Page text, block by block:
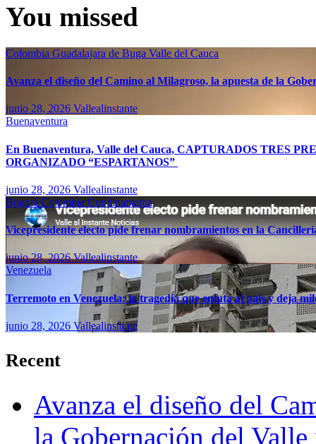
You missed
Colombia Guadalajara de Buga Valle del Cauca
Avanza el diseño del Camino al Milagroso, la apuesta de la
junio 28, 2026 Vallealinstante
Buenaventura
En Buenaventura, Valle del Cauca, CAPTURADOS TRES
ORGANIZADO “ESPARTANOS”
junio 28, 2026 Vallealinstante
BogotáColombia Cundinamarca
Vicepresidente electo pide frenar nombramientos en la
junio 28, 2026Vallealinstante
Venezuela
Terremoto en Venezuela: la tragedia que enluta al país y deja
junio 28, 2026 Vallealinstante
Recent
Avanza el diseño del
la Gobernación del